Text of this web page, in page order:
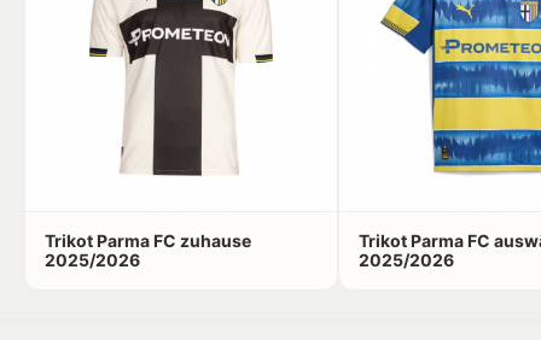
Trikot Parma FC zuhause
2025/2026
Trikot Parma FC
2025/2026